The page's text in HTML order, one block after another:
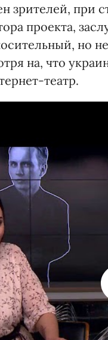
зрителей,
проекта,
но
на, что
театр.